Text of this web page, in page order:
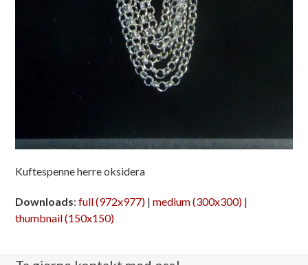
Kuftespenne herre oksidera
Downloads:full (972x977) |medium (300x300) |
thumbnail (150x150)